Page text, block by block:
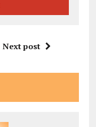
Next post